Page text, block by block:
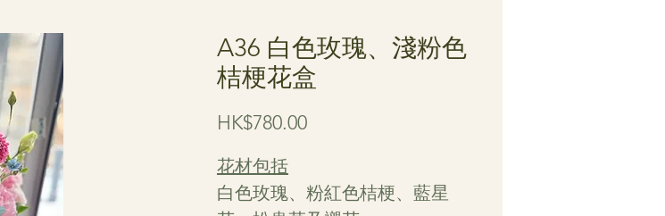
A36 白色玫瑰、淺粉色
桔梗花盒
HK$780.00價
花材包括
白色玫瑰、粉紅色桔梗、藍星